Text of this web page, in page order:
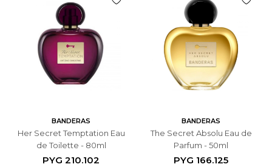
BANDERAS
Her Secret Temptation Eau
de Toilette - 80ml
PYG 210.102
BANDERAS
The Secret Absolu Eau de
Parfum - 50ml
PYG 166.125